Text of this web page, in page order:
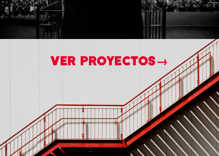
VER PROYECTOS→